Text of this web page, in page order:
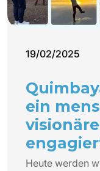
19/02/2025
ein
Heute werden